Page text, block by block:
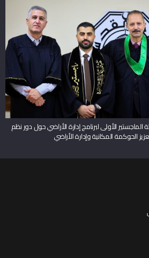
الأولى لبرنامج إدارة الأراضي حول دور نظم
الحوكمة المكانية وإدارة الأراضي